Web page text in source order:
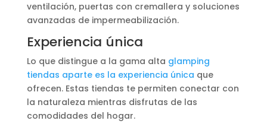
ventilación, puertas con cremallera y soluciones
avanzadas de impermeabilización.
Experiencia única
Lo que distingue a la gama alta glamping
tiendas aparte es la experiencia única que
ofrecen. Estas tiendas te permiten conectar con
la naturaleza mientras disfrutas de las
comodidades del hogar.